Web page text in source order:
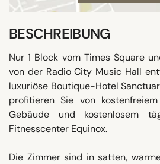
BESCHREIBUNG
Nur 1 Block vom Times Square
von der Radio City Music Hall
luxuriöse Boutique-Hotel
profitieren Sie von
Gebäude und kostenlosem
Fitnesscenter Equinox.
Die Zimmer sind in satten,